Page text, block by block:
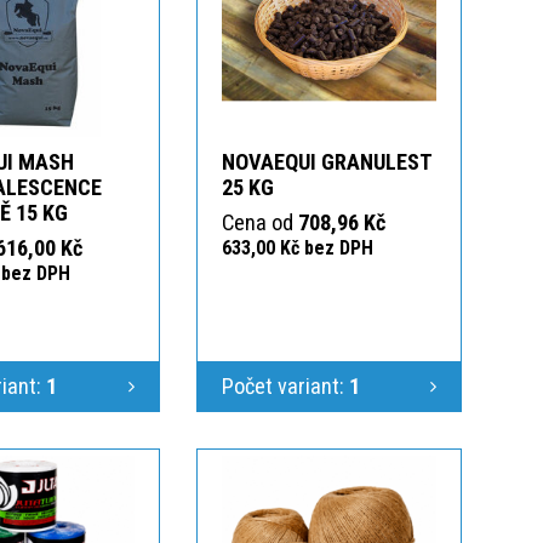
MASH
15 KG
Kč
DPH
1
NOVAEQUI GRANULEST
25 KG
Cena od 708,96 Kč
633,00 Kč bez DPH
Počet variant: 1